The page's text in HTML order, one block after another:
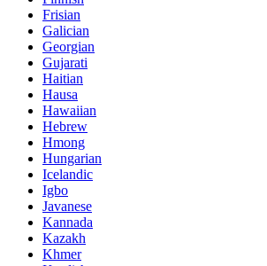
Frisian
Galician
Georgian
Gujarati
Haitian
Hausa
Hawaiian
Hebrew
Hmong
Hungarian
Icelandic
Igbo
Javanese
Kannada
Kazakh
Khmer